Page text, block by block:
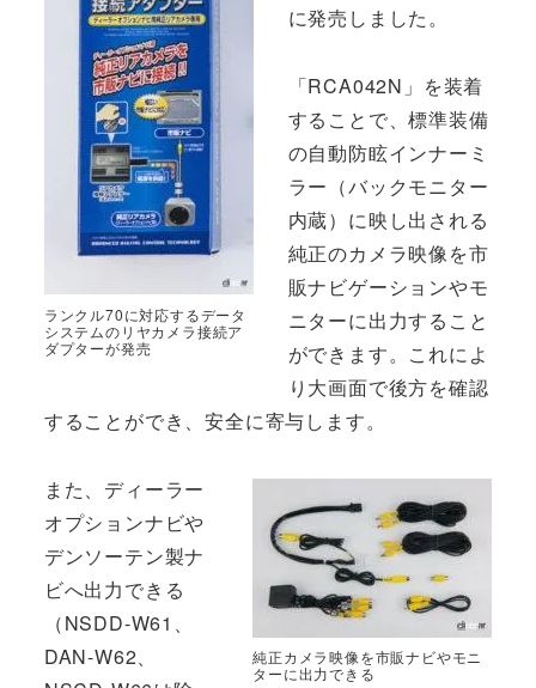
ランクル70に対応するデータ
システムのリヤカメラ接続ア
ダプターが発売
に発売しました。
「RCA042N」を装着
することで、標準装備
の自動防眩インナーミ
ラー（バックモニター
内蔵）に映し出される
純正のカメラ映像を市
販ナビゲーションやモ
ニターに出力すること
ができます。これによ
り大画面で後方を確認
することができ、安全に寄与します。
純正カメラ映像を市販ナビやモニ
ターに出力できる
また、ディーラー
オプションナビや
デンソーテン製ナ
ビへ出力できる
（NSDD-W61、
DAN-W62、